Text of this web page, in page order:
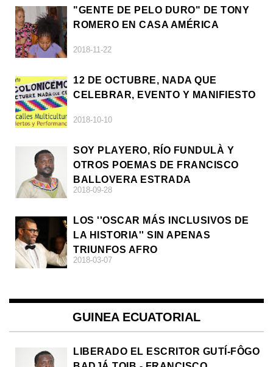
"GENTE DE PELO DURO" DE TONY
ROMERO EN CASA AMÉRICA
2018-11-22
12 DE OCTUBRE, NADA QUE
CELEBRAR, EVENTO Y MANIFIESTO
2018-10-10
SOY PLAYERO, RÍO FUNDULÀ Y
OTROS POEMAS DE FRANCISCO
BALLOVERA ESTRADA
2018-09-28
LOS ''OSCAR MÁS INCLUSIVOS DE
LA HISTORIA'' SIN APENAS
TRIUNFOS AFRO
2018-03-07
GUINEA ECUATORIAL
LIBERADO EL ESCRITOR GUTÍ-FÔGO